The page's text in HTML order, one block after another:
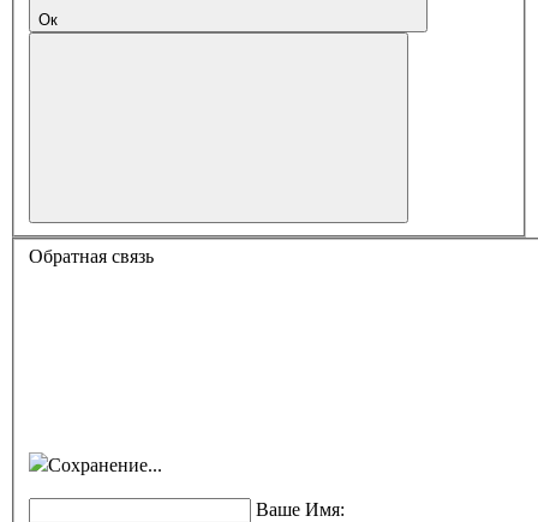
Ок
Обратная связь
Сохранение...
Ваше Имя: